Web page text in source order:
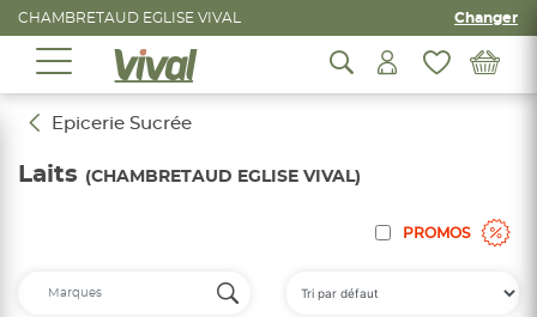
CHAMBRETAUD EGLISE VIVAL Changer
Epicerie Sucrée
Laits (CHAMBRETAUD EGLISE VIVAL)
PROMOS